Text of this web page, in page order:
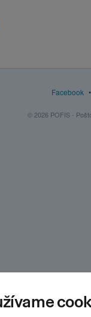
Facebook
© 2026 POFIS -